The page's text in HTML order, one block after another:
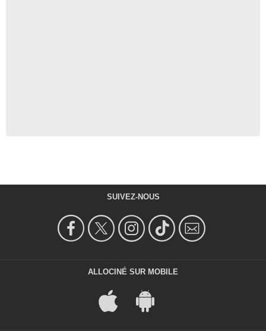
SUIVEZ-NOUS
ALLOCINÉ SUR MOBILE